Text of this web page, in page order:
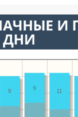
И
ДНИ
11
9
9